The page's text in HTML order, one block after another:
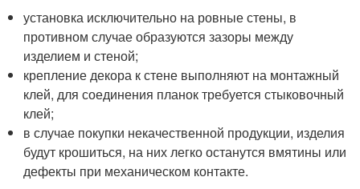
установка исключительно на ровные стены, в
противном случае образуются зазоры между
изделием и стеной;
крепление декора к стене выполняют на монтажный
клей, для соединения планок требуется стыковочный
клей;
в случае покупки некачественной продукции, изделия
будут крошиться, на них легко останутся вмятины или
дефекты при механическом контакте.